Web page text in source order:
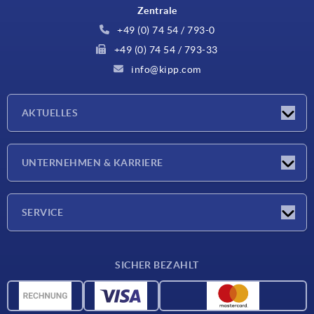
Zentrale
+49 (0) 74 54 / 793-0
+49 (0) 74 54 / 793-33
info@kipp.com
AKTUELLES
Presseberichte
UNTERNEHMEN & KARRIERE
SERVICE
Werkstoffübersicht
SICHER BEZAHLT